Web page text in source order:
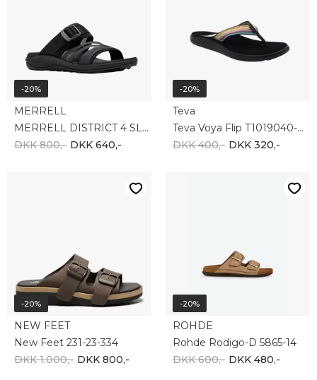
-20%
MERRELL
MERRELL DISTRICT 4 SLIDE J006420
DKK 800,- DKK 640,-
-20%
Teva
Teva Voya Flip T1019040-ABML
DKK 400,- DKK 320,-
-20%
NEW FEET
New Feet 231-23-334
DKK 1.000,- DKK 800,-
-20%
ROHDE
Rohde Rodigo-D 5865-14
DKK 600,- DKK 480,-